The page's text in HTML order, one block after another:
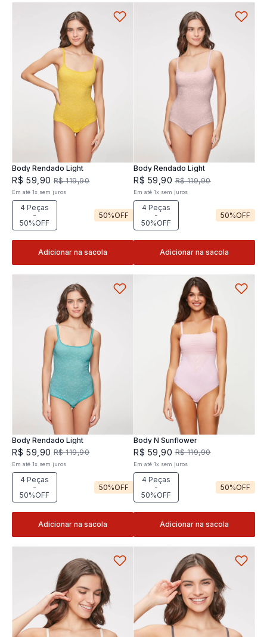
Body Rendado Light
R$ 59 90 R$ 119,90
Em até1x sem juros
4 Peças
-
50%OFF
50%OFF
Adicionar na sacola
Body Rendado Light
R$ 59 ,90 R$ 119,90
Em até 1x sem juros
4 Peças
-
50%OFF
50%OFF
Adicionar na sacola
Body Rendado Light
R$ 59 90 R$ 119,90
Em até1x sem juros
4 Peças
-
50%OFF
50%OFF
Adicionar na sacola
Body N Sunflower
R$ 59 ,90 R$ 119,90
Em até 1x sem juros
4 Peças
-
50%OFF
50%OFF
Adicionar na sacola